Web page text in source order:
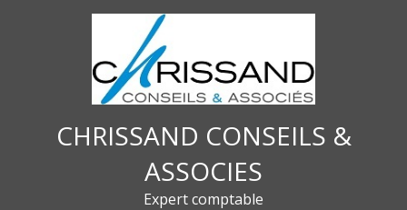
CHRISSAND CONSEILS &
ASSOCIES
Expert comptable